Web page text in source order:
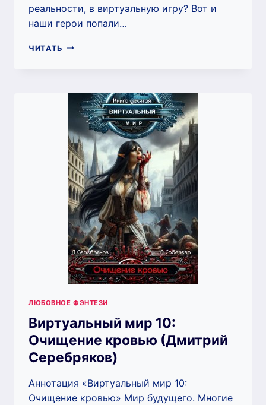
реальности, в виртуальную игру? Вот и
наши герои попали…
ЧИТАТЬ ВИРТУАЛЬНЫЙ
(ДМИТРИЙ
СЕРЕБРЯКОВ)
ЛЮБОВНОЕ ФЭНТЕЗИ
Виртуальный мир 10:
Очищение кровью (Дмитрий
Серебряков)
Аннотация «Виртуальный мир 10:
Очищение кровью» Мир будущего. Многие